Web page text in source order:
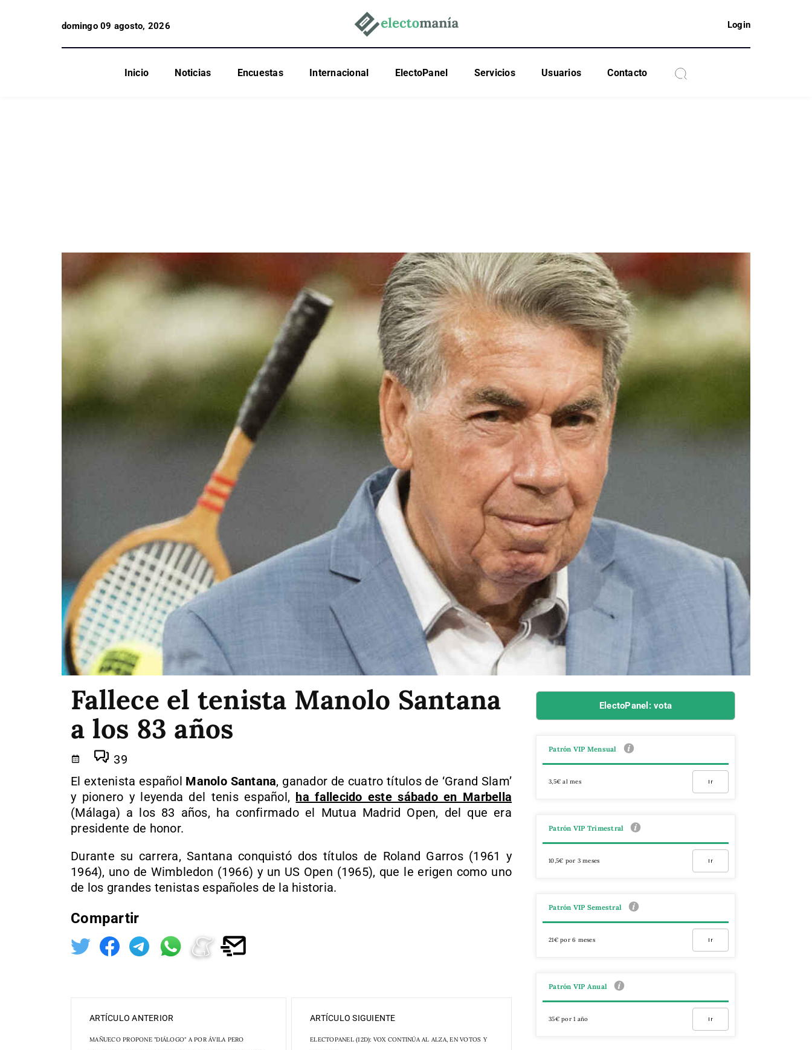
domingo 09 agosto, 2026 Login
Inicio Noticias Encuestas Internacional ElectoPanel Servicios Usuarios Contacto
Fallece el tenista Manolo Santana
a los 83 años
39
El extenista español Manolo Santana, ganador de cuatro títulos de ‘Grand Slam’
y pionero y leyenda del tenis español, ha fallecido este sábado en Marbella
(Málaga) a los 83 años, ha confirmado el Mutua Madrid Open, del que era
presidente de honor.
Durante su carrera, Santana conquistó dos títulos de Roland Garros (1961 y
1964), uno de Wimbledon (1966) y un US Open (1965), que le erigen como uno
de los grandes tenistas españoles de la historia.
Compartir
ARTÍCULO ANTERIOR
MAÑUECO PROPONE "DIÁLOGO" A POR ÁVILA PERO
ARTÍCULO SIGUIENTE
ELECTOPANEL (12D): VOX CONTINÚA AL ALZA, EN VOTOS Y
ElectoPanel: vota
Patrón VIP Mensual
3,5€ al mes Ir
Patrón VIP Trimestral
10,5€ por 3 meses Ir
Patrón VIP Semestral
21€ por 6 meses Ir
Patrón VIP Anual
35€ por 1 año Ir